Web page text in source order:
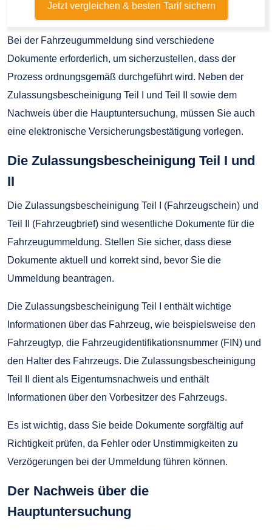
Jetzt vergleichen & besten Tarif sichern
Bei der Fahrzeugummeldung sind verschiedene
Dokumente erforderlich, um sicherzustellen, dass der
Prozess ordnungsgemäß durchgeführt wird. Neben der
Zulassungsbescheinigung Teil I und Teil II sowie dem
Nachweis über die Hauptuntersuchung, müssen Sie auch
eine elektronische Versicherungsbestätigung vorlegen.
Die Zulassungsbescheinigung Teil I und
II
Die Zulassungsbescheinigung Teil I (Fahrzeugschein) und
Teil II (Fahrzeugbrief) sind wesentliche Dokumente für die
Fahrzeugummeldung. Stellen Sie sicher, dass diese
Dokumente aktuell und korrekt sind, bevor Sie die
Ummeldung beantragen.
Die Zulassungsbescheinigung Teil I enthält wichtige
Informationen über das Fahrzeug, wie beispielsweise den
Fahrzeugtyp, die Fahrzeugidentifikationsnummer (FIN) und
den Halter des Fahrzeugs. Die Zulassungsbescheinigung
Teil II dient als Eigentumsnachweis und enthält
Informationen über den Vorbesitzer des Fahrzeugs.
Es ist wichtig, dass Sie beide Dokumente sorgfältig auf
Richtigkeit prüfen, da Fehler oder Unstimmigkeiten zu
Verzögerungen bei der Ummeldung führen können.
Der Nachweis über die
Hauptuntersuchung